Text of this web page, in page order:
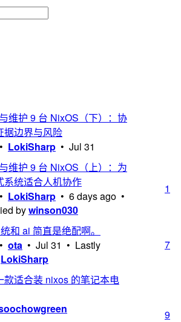
维护 9 台 NixOS（下）：协
据边界与风险
• LokiSharp • Jul 31
维护 9 台 NixOS（上）：为
系统适合人机协作
• LokiSharp • 6 days ago •
bywinson030
1
和 ai 简直是绝配啊。
• ota • Jul 31 • Lastly
LokiSharp
7
款适合装 nixos 的笔记本电
9